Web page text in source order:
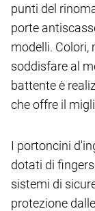
punti del
porte
modelli. Colori,
soddisfare al
battente è
che offre il
I portoncini
dotati di
sistemi di
protezione